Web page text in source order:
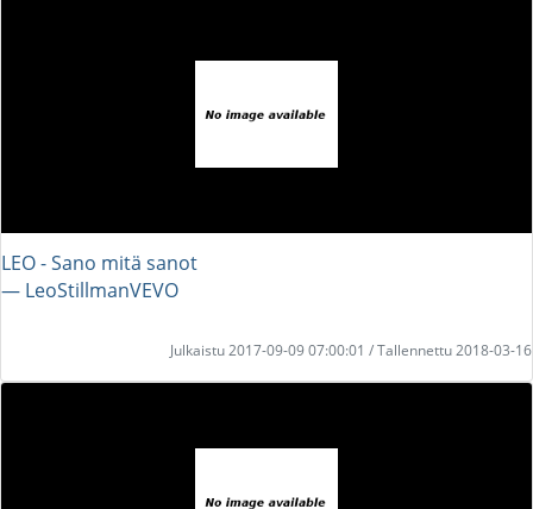
LEO - Sano mitä sanot
― LeoStillmanVEVO
Julkaistu 2017-09-09 07:00:01 / Tallennettu 2018-03-16